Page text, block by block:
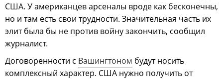
США. У американцев арсеналы вроде как бесконечны,
но и там есть свои трудности. Значительная часть их
элит была бы не против войну закончить, сообщил
журналист.
Договоренности с Вашингтоном будут носить
комплексный характер. США нужно получить от